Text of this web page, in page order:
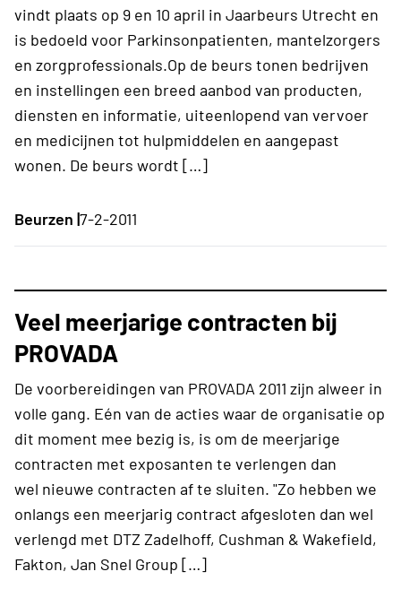
vindt plaats op 9 en 10 april in Jaarbeurs Utrecht en
is bedoeld voor Parkinsonpatienten, mantelzorgers
en zorgprofessionals.Op de beurs tonen bedrijven
en instellingen een breed aanbod van producten,
diensten en informatie, uiteenlopend van vervoer
en medicijnen tot hulpmiddelen en aangepast
wonen. De beurs wordt […]
Beurzen |7-2-2011
Veel meerjarige contracten bij
PROVADA
De voorbereidingen van PROVADA 2011 zijn alweer in
volle gang. Eén van de acties waar de organisatie op
dit moment mee bezig is, is om de meerjarige
contracten met exposanten te verlengen dan
wel nieuwe contracten af te sluiten. "Zo hebben we
onlangs een meerjarig contract afgesloten dan wel
verlengd met DTZ Zadelhoff, Cushman & Wakefield,
Fakton, Jan Snel Group […]